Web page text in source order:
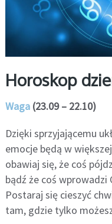
Horoskop
Waga(23.09 – 22.10)
Dzięki sprzyjającemu
emocje będą w
obawiaj się, że coś
bądź że coś wprowadzi
Postaraj się cieszyć
tam, gdzie tylko